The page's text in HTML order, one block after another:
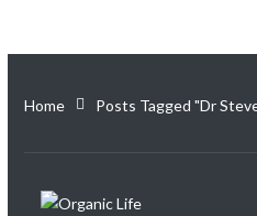
Home Posts Tagged "Dr